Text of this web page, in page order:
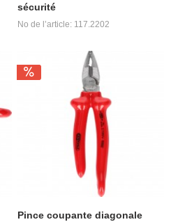
sécurité
No de l’article: 117.2202
Pince coupante diagonale